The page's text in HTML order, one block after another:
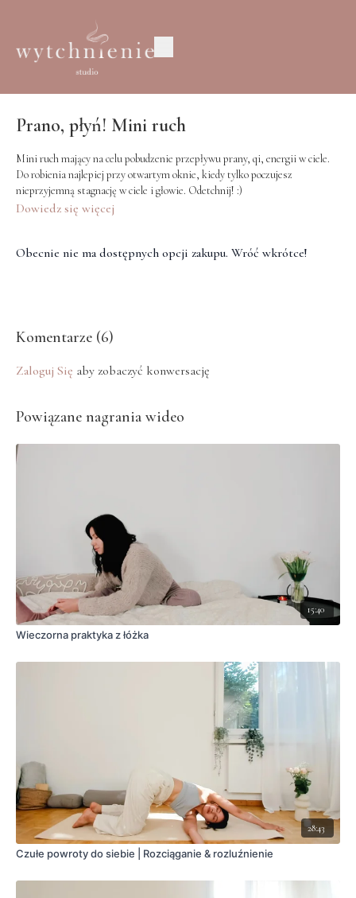
Prano, płyń! Mini ruch
Mini ruch mający na celu pobudzenie przepływu prany, qi, energii w ciele.
Do robienia najlepiej przy otwartym oknie, kiedy tylko poczujesz
nieprzyjemną stagnację w ciele i głowie. Odetchnij! :)
Dowiedz się więcej
Obecnie nie ma dostępnych opcji zakupu. Wróć wkrótce!
Komentarze (6)
Zaloguj Się aby zobaczyć konwersację
Powiązane nagrania wideo
15:40
Wieczorna praktyka z łóżka
28:43
Czułe powroty do siebie | Rozciąganie & rozluźnienie